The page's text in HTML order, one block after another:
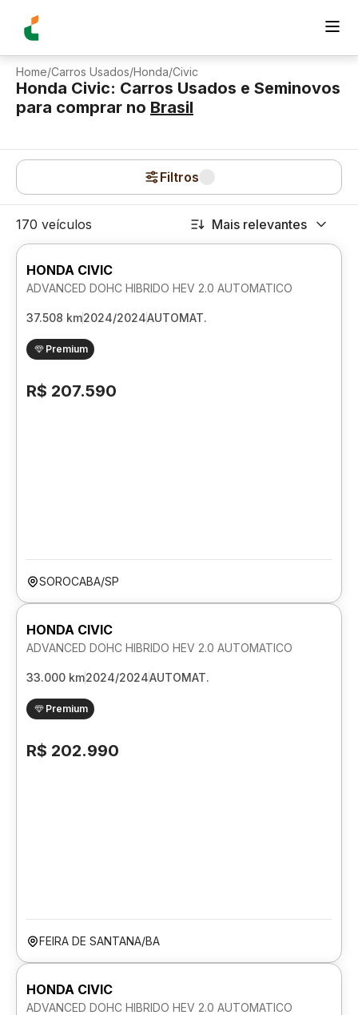
Home/Carros Usados/Honda/Civic
Honda Civic: Carros Usados e Seminovos
para comprar no Brasil
Filtros
170 veículos Mais relevantes
HONDA CIVIC
ADVANCED DOHC HIBRIDO HEV 2.0 AUTOMATICO
37.508 km2024/2024AUTOMAT.
Premium
R$ 207.590
SOROCABA/SP
HONDA CIVIC
ADVANCED DOHC HIBRIDO HEV 2.0 AUTOMATICO
33.000 km2024/2024AUTOMAT.
Premium
R$ 202.990
FEIRA DE SANTANA/BA
HONDA CIVIC
ADVANCED DOHC HIBRIDO HEV 2.0 AUTOMATICO